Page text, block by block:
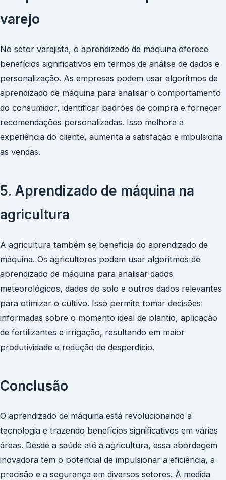
varejo
No setor varejista, o aprendizado de máquina oferece
benefícios significativos em termos de análise de dados e
personalização. As empresas podem usar algoritmos de
aprendizado de máquina para analisar o comportamento
do consumidor, identificar padrões de compra e fornecer
recomendações personalizadas. Isso melhora a
experiência do cliente, aumenta a satisfação e impulsiona
as vendas.
5. Aprendizado de máquina na
agricultura
A agricultura também se beneficia do aprendizado de
máquina. Os agricultores podem usar algoritmos de
aprendizado de máquina para analisar dados
meteorológicos, dados do solo e outros dados relevantes
para otimizar o cultivo. Isso permite tomar decisões
informadas sobre o momento ideal de plantio, aplicação
de fertilizantes e irrigação, resultando em maior
produtividade e redução de desperdício.
Conclusão
O aprendizado de máquina está revolucionando a
tecnologia e trazendo benefícios significativos em várias
áreas. Desde a saúde até a agricultura, essa abordagem
inovadora tem o potencial de impulsionar a eficiência, a
precisão e a segurança em diversos setores. À medida